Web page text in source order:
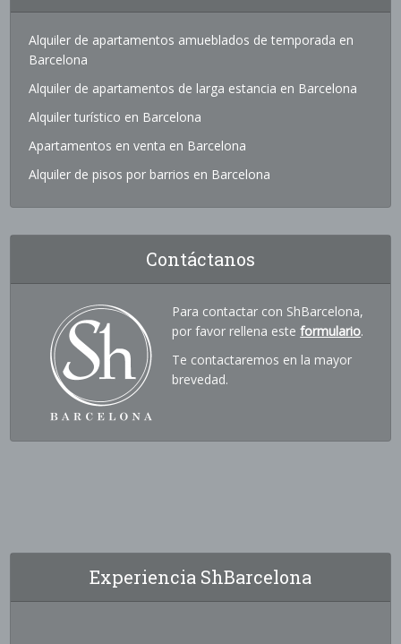
Alquiler de apartamentos amueblados de temporada en
Barcelona
Alquiler de apartamentos de larga estancia en Barcelona
Alquiler turístico en Barcelona
Apartamentos en venta en Barcelona
Alquiler de pisos por barrios en Barcelona
Contáctanos
Para contactar con ShBarcelona,
por favor rellena esteformulario.
Te contactaremos en la mayor
brevedad.
Experiencia ShBarcelona